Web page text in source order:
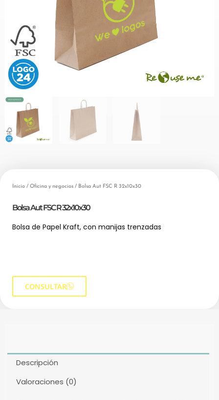
Inicio / Oficina y negocios / Bolsa Aut FSC R 32x10x30
Bolsa Aut FSC R 32x10x30
Bolsa de Papel Kraft, con manijas trenzadas
CONSULTAR
Descripción
Valoraciones (0)